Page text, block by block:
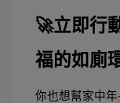
🚀立即行
福的如廁
你也想幫家中年